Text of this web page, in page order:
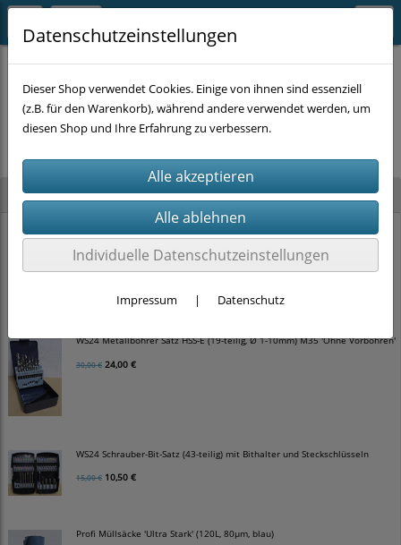
Neu im Shop
WS24 Hammerbohrer Satz SDS-plus 4-schneider (5-teilig, Ø 5-10mm)
15,00 €12,00 €
WS24 Metallbohrer Satz HSS-E (19-teilig, Ø 1-10mm) M35 'Ohne Vorbohren'
30,00 € 24,00 €
WS24 Schrauber-Bit-Satz (43-teilig) mit Bithalter und Steckschlüsseln
15,00 € 10,50 €
Profi Müllsäcke 'Ultra Stark' (120L, 80µm, blau)
Es wurden leider keine Produkte gefunden.
Datenschutzeinstellungen
Dieser Shop verwendet Cookies. Einige von ihnen sind essenziell
(z.B. für den Warenkorb), während andere verwendet werden, um
diesen Shop und Ihre Erfahrung zu verbessern.
Individuelle Datenschutzeinstellungen
Impressum | Datenschutz